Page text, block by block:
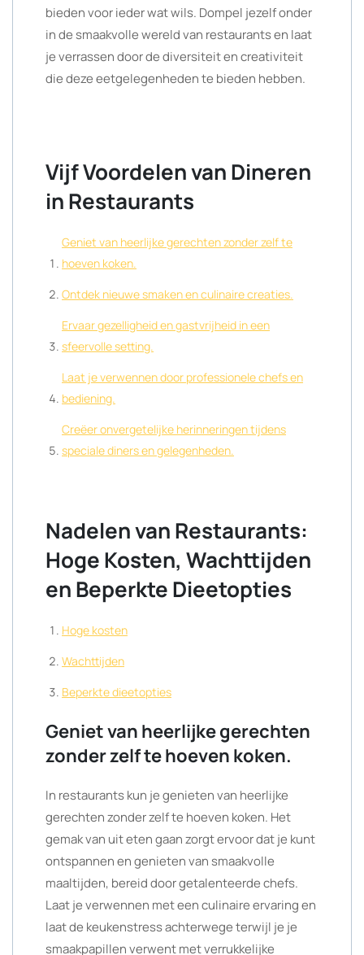
bieden voor ieder wat wils. Dompel jezelf onder
in de smaakvolle wereld van restaurants en laat
je verrassen door de diversiteit en creativiteit
die deze eetgelegenheden te bieden hebben.
Vijf Voordelen van Dineren
in Restaurants
Geniet van heerlijke gerechten zonder zelf te
hoeven koken.
Ontdek nieuwe smaken en culinaire creaties.
Ervaar gezelligheid en gastvrijheid in een
sfeervolle setting.
Laat je verwennen door professionele chefs en
bediening.
Creëer onvergetelijke herinneringen tijdens
speciale diners en gelegenheden.
Nadelen van Restaurants:
Hoge Kosten, Wachttijden
en Beperkte Dieetopties
Hoge kosten
Wachttijden
Beperkte dieetopties
Geniet van heerlijke gerechten
zonder zelf te hoeven koken.
In restaurants kun je genieten van heerlijke
gerechten zonder zelf te hoeven koken. Het
gemak van uit eten gaan zorgt ervoor dat je kunt
ontspannen en genieten van smaakvolle
maaltijden, bereid door getalenteerde chefs.
Laat je verwennen met een culinaire ervaring en
laat de keukenstress achterwege terwijl je je
smaakpapillen verwent met verrukkelijke